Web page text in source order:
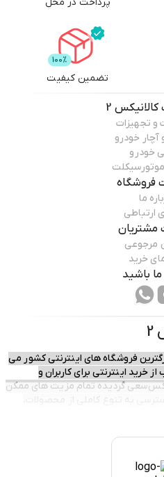
تضمین کیفیت
کالانیکس 2
و تجهیزات
آچار خودرو
خودرو
فروشگاه
ما
ارتباطی
مشتریان
مرجوعی
خرید
ما باشید
فروشگاه های اینترنتی کشور می
اینترنتی برای کاربران و
سعی گردیده تمام مزیت های ممکن
به تنوع کاملی از محصولات،
خود تحویل گیرند.​​​​​​​